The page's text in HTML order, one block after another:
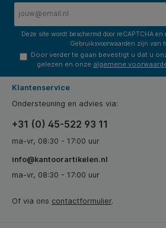
Deze site wordt beschermd door reCAPTCHA en
Gebruiksvoorwaarden zijn van
Door verder te gaan bevestigt u dat u
gelezen en onze algemene
Klantenservice
Ondersteuning en advies via:
+31 (0) 45-522 93 11
ma-vr, 08:30 - 17:00 uur
info@kantoorartikelen.nl
ma-vr, 08:30 - 17:00 uur
Of via ons contactformulier.